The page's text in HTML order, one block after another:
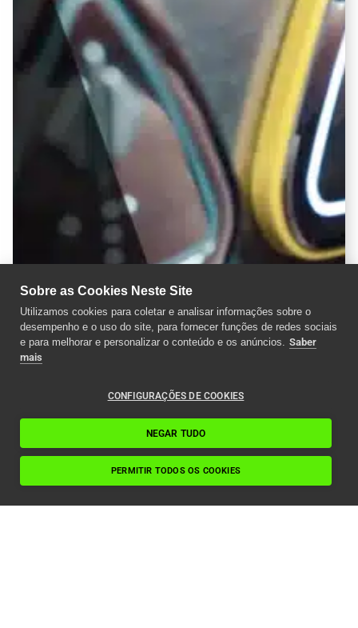
Sobre as Cookies Neste Site
Utilizamos cookies para coletar e analisar informações sobre o
desempenho e o uso do site, para fornecer funções de redes sociais
e para melhorar e personalizar o conteúdo e os anúncios. Saber
mais
CONFIGURAÇÕES DE COOKIES
NEGAR TUDO
PERMITIR TODOS OS COOKIES